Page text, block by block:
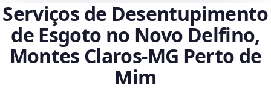
Serviços de Desentupimento
de Esgoto no Novo Delfino,
Montes Claros‑MG Perto de
Mim